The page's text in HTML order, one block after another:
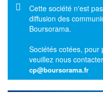
Message
Cette société n'est
diffusion des
Boursorama.
Sociétés cotées,
veuillez nous
cp@boursorama.fr